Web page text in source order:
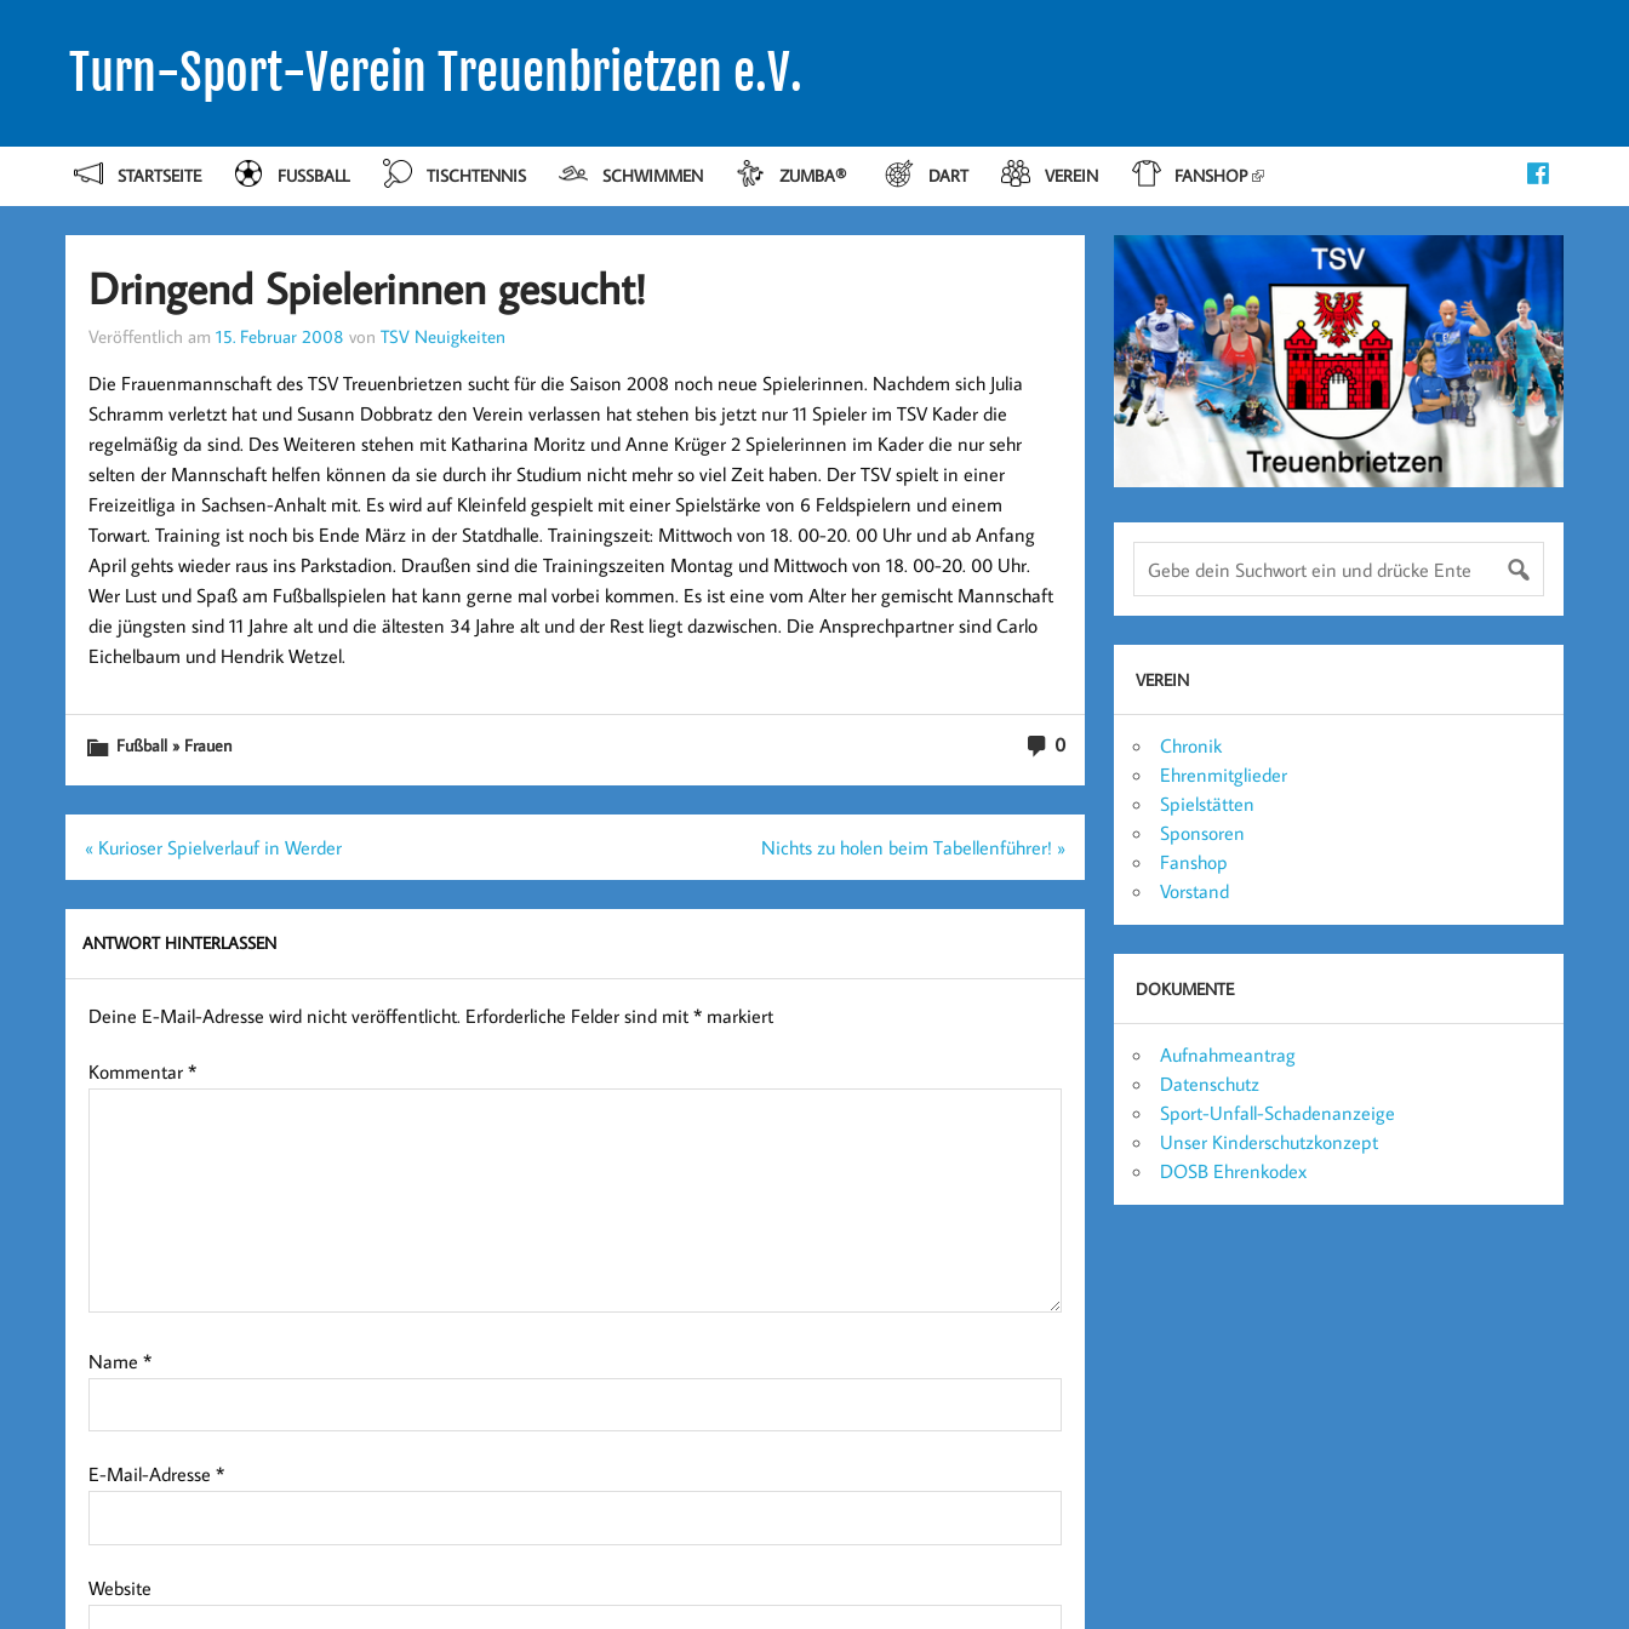
Turn-Sport-Verein Treuenbrietzen e.V.
STARTSEITE FUSSBALL TISCHTENNIS SCHWIMMEN ZUMBA® DART VEREIN FANSHOP
Dringend Spielerinnen gesucht!
Veröffentlich am 15. Februar 2008 von TSV Neuigkeiten
Die Frauenmannschaft des TSV Treuenbrietzen sucht für die Saison 2008 noch neue Spielerinnen. Nachdem sich Julia
Schramm verletzt hat und Susann Dobbratz den Verein verlassen hat stehen bis jetzt nur 11 Spieler im TSV Kader die
regelmäßig da sind. Des Weiteren stehen mit Katharina Moritz und Anne Krüger 2 Spielerinnen im Kader die nur sehr
selten der Mannschaft helfen können da sie durch ihr Studium nicht mehr so viel Zeit haben. Der TSV spielt in einer
Freizeitliga in Sachsen-Anhalt mit. Es wird auf Kleinfeld gespielt mit einer Spielstärke von 6 Feldspielern und einem
Torwart. Training ist noch bis Ende März in der Statdhalle. Trainingszeit: Mittwoch von 18. 00-20. 00 Uhr und ab Anfang
April gehts wieder raus ins Parkstadion. Draußen sind die Trainingszeiten Montag und Mittwoch von 18. 00-20. 00 Uhr.
Wer Lust und Spaß am Fußballspielen hat kann gerne mal vorbei kommen. Es ist eine vom Alter her gemischt Mannschaft
die jüngsten sind 11 Jahre alt und die ältesten 34 Jahre alt und der Rest liegt dazwischen. Die Ansprechpartner sind Carlo
Eichelbaum und Hendrik Wetzel.
0
Fußball » Frauen
Beitragsnavigation
« Kurioser Spielverlauf in Werder Nichts zu holen beim Tabellenführer! »
ANTWORT HINTERLASSEN
Deine E-Mail-Adresse wird nicht veröffentlicht. Erforderliche Felder sind mit *markiert
Kommentar *
Name *
E-Mail-Adresse *
Website
VEREIN
Chronik
Ehrenmitglieder
Spielstätten
Sponsoren
Fanshop
Vorstand
DOKUMENTE
Aufnahmeantrag
Datenschutz
Sport-Unfall-Schadenanzeige
Unser Kinderschutzkonzept
DOSB Ehrenkodex